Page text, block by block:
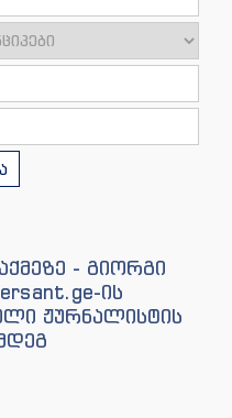
- გიორგი
ის
ჟურნალისტის